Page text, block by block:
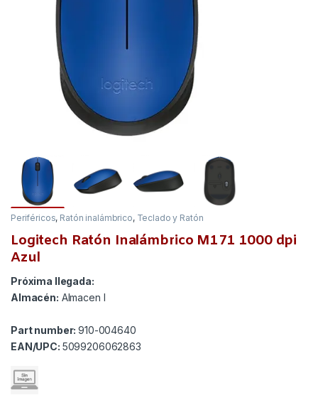
Periféricos, Ratón inalámbrico, Teclado y Ratón
Logitech Ratón Inalámbrico M171 1000 dpi
Azul
Próxima llegada:
Almacén: Almacen I
Part number:910-004640
EAN/UPC: 5099206062863